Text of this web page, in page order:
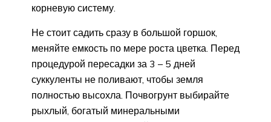
корневую систему.
Не стоит садить сразу в большой горшок,
меняйте емкость по мере роста цветка. Перед
процедурой пересадки за 3 – 5 дней
суккуленты не поливают, чтобы земля
полностью высохла. Почвогрунт выбирайте
рыхлый, богатый минеральными